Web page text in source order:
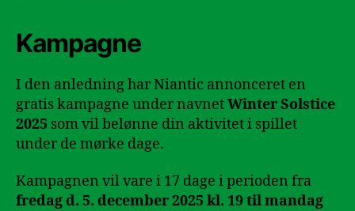
Kampagne
I den anledning har Niantic annonceret en
gratis kampagne under navnetWinter Solstice
2025 som vil belønne din aktivitet i spillet
under de mørke dage.
Kampagnen vil vare i 17 dage i perioden fra
fredag d. 5. december 2025 kl. 19 til mandag